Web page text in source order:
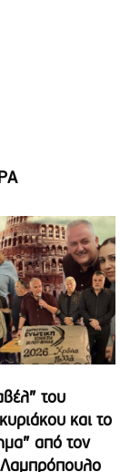
του
και το
από τον